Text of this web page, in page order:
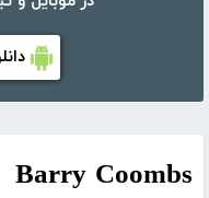
Barry Coombs